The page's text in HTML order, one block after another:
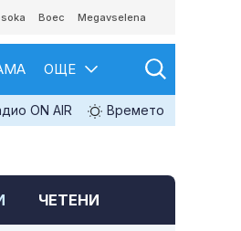
Boec Megavselena
ОЩЕ
ON AIR Времето
ЧЕТЕНИ